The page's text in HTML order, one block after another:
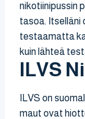
nikotiinipussin
tasoa. Itselläni
testaamatta
kuin lähteä
ILVS
ILVS on
maut ovat